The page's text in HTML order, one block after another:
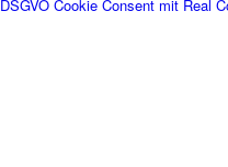
DSGVO Cookie Consent mit Real